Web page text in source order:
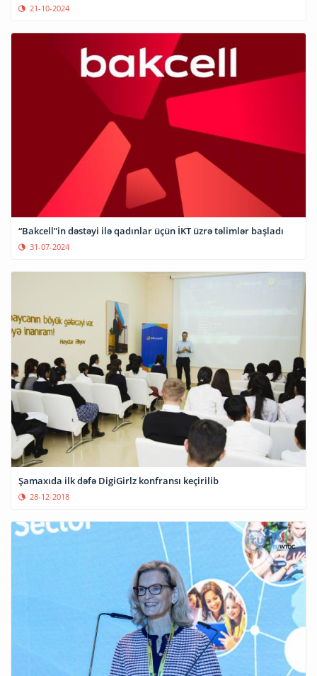
21-10-2024
“Bakcell”in dəstəyi ilə qadınlar üçün İKT üzrə təlimlər başladı
31-07-2024
Şamaxıda ilk dəfə DigiGirlz konfransı keçirilib
28-12-2018